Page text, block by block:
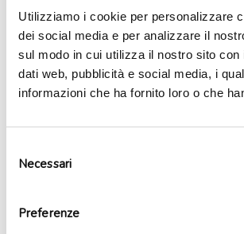
Utilizziamo i cookie per personalizzare
dei social media e per analizzare il
sul modo in cui utilizza il nostro sito
dati web, pubblicità e social media, i
informazioni che ha fornito loro o che
delNecessari
Preferenze
Disponibile
Lanterna
dei
desideriAGGIUNGI AL CARRELLO